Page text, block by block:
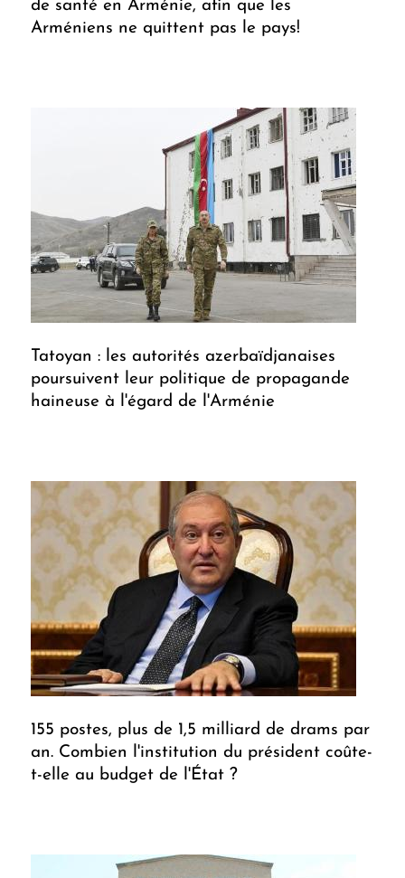
de santé en Arménie, afin que les
Arméniens ne quittent pas le pays!
Tatoyan : les autorités azerbaïdjanaises
poursuivent leur politique de propagande
haineuse à l'égard de l'Arménie
155 postes, plus de 1,5 milliard de drams par
an. Combien l'institution du président coûte-
t-elle au budget de l'État ?